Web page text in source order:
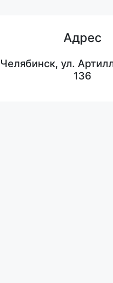
Адрес
Челябинск, ул.
136